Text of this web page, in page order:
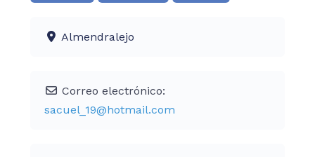
Almendralejo
Correo electrónico:
sacuel_19@hotmail.com